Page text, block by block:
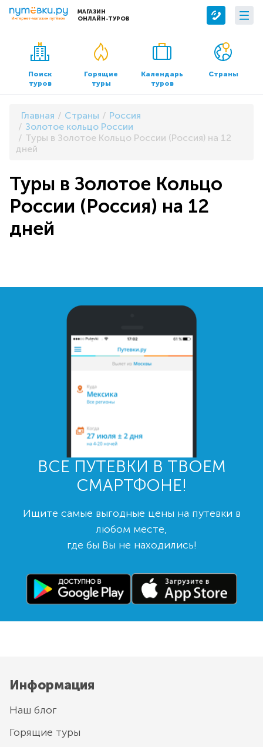
МАГАЗИН
ОНЛАЙН-ТУРОВ
Сервисы
Бронирование отелей
Трансфер
О компании
О нас
Контакты
Документы и реквизиты
Офисы продаж
Поиск
туров
Горящие
туры
Календарь
туров
Страны
Главная Страны
Россия
Золотое кольцо России
Туры в Золотое Кольцо России (Россия) на 12
дней
Туры в Золотое Кольцо
России (Россия) на 12
дней
ВСЕ ПУТЕВКИ В ТВОЕМ
СМАРТФОНЕ!
Ищите самые выгодные цены на путевки в
любом месте,
где бы Вы не находились!
Информация
Наш блог
Горящие туры